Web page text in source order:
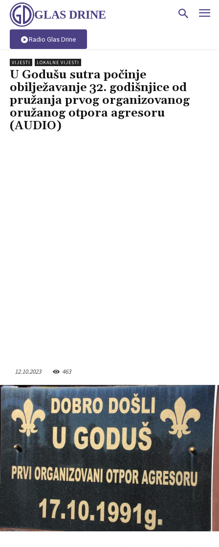
GLAS DRINE
Radio Glas Drine
VIJESTI LOKALNE VIJESTI
U Godušu sutra počinje
obilježavanje 32. godišnjice od
pružanja prvog organizovanog
oružanog otpora agresoru
(AUDIO)
12.10.2023 463